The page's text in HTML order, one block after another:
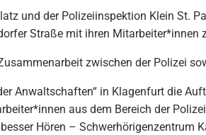
und der Polizeiinspektion Klein St.
Straße mit ihren Mitarbeiter*innen
zwischen der Polizei
Anwaltschaften“ in Klagenfurt die
aus dem Bereich der
Hören –